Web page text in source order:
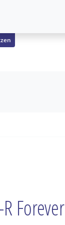
Forever